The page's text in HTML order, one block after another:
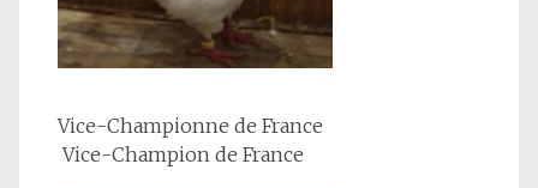
Vice-Championne de France
Vice-Champion de France